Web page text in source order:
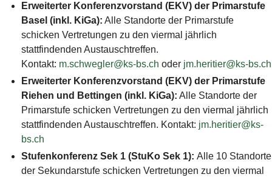
Erweiterter Konferenzvorstand (EKV) der Primarstufe
Basel (inkl. KiGa): Alle Standorte der Primarstufe
schicken Vertretungen zu den viermal jährlich
stattfindenden Austauschtreffen.
Kontakt: m.schwegler@ks-bs.ch oder jm.heritier@ks-bs.ch
Erweiterter Konferenzvorstand (EKV) der Primarstufe
Riehen und Bettingen (inkl. KiGa): Alle Standorte der
Primarstufe schicken Vertretungen zu den viermal jährlich
stattfindenden Austauschtreffen. Kontakt: jm.heritier@ks-
bs.ch
Stufenkonferenz Sek 1 (StuKo Sek 1): Alle 10 Standorte
der Sekundarstufe schicken Vertretungen zu den viermal